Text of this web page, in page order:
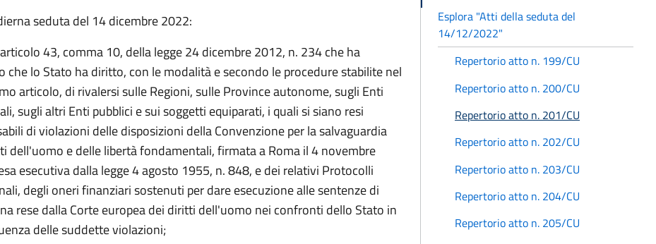
seduta del 14 dicembre 2022:
43, comma 10, della legge 24 dicembre 2012, n. 234 che ha
che lo Stato ha diritto, con le modalità e secondo le procedure stabilite nel
articolo, di rivalersi sulle Regioni, sulle Province autonome, sugli Enti
sugli altri Enti pubblici e sui soggetti equiparati, i quali si siano resi
di violazioni delle disposizioni della Convenzione per la salvaguardia
dell'uomo e delle libertà fondamentali, firmata a Roma il 4 novembre
esecutiva dalla legge 4 agosto 1955, n. 848, e dei relativi Protocolli
degli oneri finanziari sostenuti per dare esecuzione alle sentenze di
rese dalla Corte europea dei diritti dell'uomo nei confronti dello Stato in
delle suddette violazioni;
Esplora "Atti della seduta del
14/12/2022"
Repertorio atto n. 199/CU
Repertorio atto n. 200/CU
Repertorio atto n. 201/CU
Repertorio atto n. 202/CU
Repertorio atto n. 203/CU
Repertorio atto n. 204/CU
Repertorio atto n. 205/CU